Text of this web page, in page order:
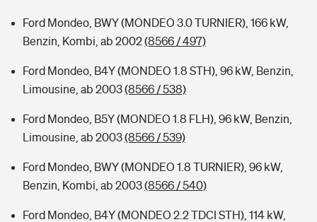
Ford Mondeo, BWY (MONDEO 3.0 TURNIER), 166 kW,
Benzin, Kombi, ab 2002(8566 / 497)
Ford Mondeo, B4Y (MONDEO 1.8 STH), 96 kW, Benzin,
Limousine, ab 2003(8566 / 538)
Ford Mondeo, B5Y (MONDEO 1.8 FLH), 96 kW, Benzin,
Limousine, ab 2003(8566 / 539)
Ford Mondeo, BWY (MONDEO 1.8 TURNIER), 96 kW,
Benzin, Kombi, ab 2003(8566 / 540)
Ford Mondeo, B4Y (MONDEO 2.2 TDCI STH), 114 kW,